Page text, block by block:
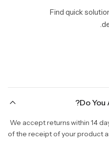
Find quick
Do You
We accept returns within 14
of the receipt of your product